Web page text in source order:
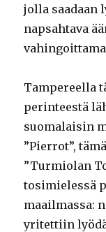
jolla saadaan
napsahtava
Tampereella
perinteestä
suomalaisin
”Pierrot”,
”Turmiolan
tosimielessä
maailmassa:
yritettiin